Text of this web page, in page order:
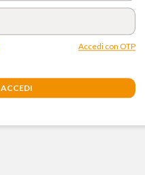
Accedi con OTP